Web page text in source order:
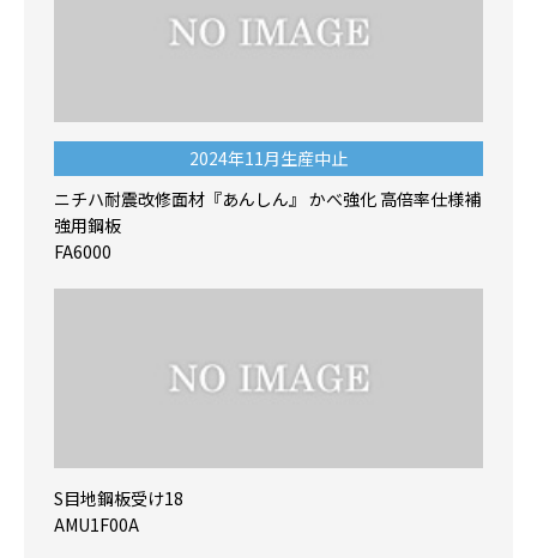
2024年11月生産中止
ニチハ耐震改修面材『あんしん』 かべ強化 高倍率仕様補
強用鋼板
FA6000
S目地鋼板受け18
AMU1F00A